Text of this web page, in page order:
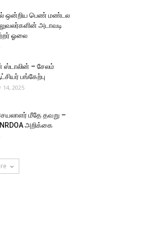
ஒன்றிய பெண் மண்டல
அடாவடி
ஓலை
ஸ்டாலின் – சேலம்
பங்கேற்பு
2025
மீதே தவறு –
அறிக்கை